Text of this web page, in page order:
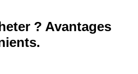
? Avantages